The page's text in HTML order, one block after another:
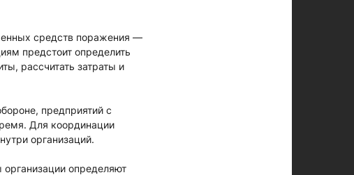
средств поражения —
предстоит определить
рассчитать затраты и
предприятий с
Для координации
организаций.
определяют